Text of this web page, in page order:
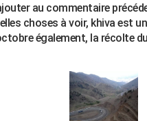
au commentaire
choses à voir, khiva est
également, la récolte